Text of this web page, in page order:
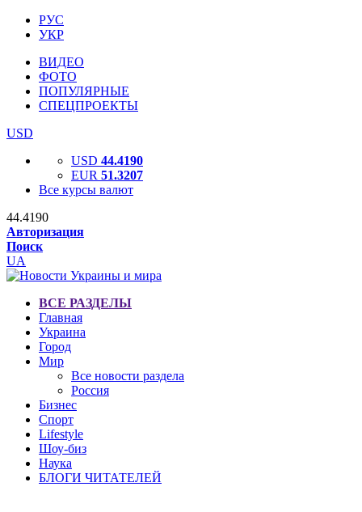
РУС
УКР
ВИДЕО
ФОТО
ПОПУЛЯРНЫЕ
СПЕЦПРОЕКТЫ
USD
USD 44.4190
EUR 51.3207
Все курсы валют
44.4190
Авторизация
Поиск
UA
ВСЕ РАЗДЕЛЫ
Главная
Украина
Город
Мир
Все новости раздела
Россия
Бизнес
Спорт
Lifestyle
Шоу-биз
Наука
БЛОГИ ЧИТАТЕЛЕЙ